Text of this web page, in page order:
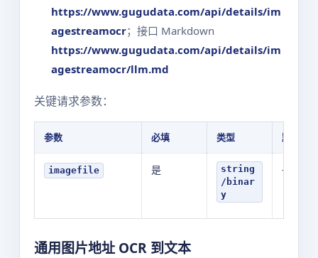
https://www.gugudata.com/api/details/im
agestreamocr；接口 Markdown
https://www.gugudata.com/api/details/im
agestreamocr/llm.md
关键请求参数：
参数 必填 类型 默认值
imagefile 是
string
/binar
y
-
通用图片地址 OCR 到文本